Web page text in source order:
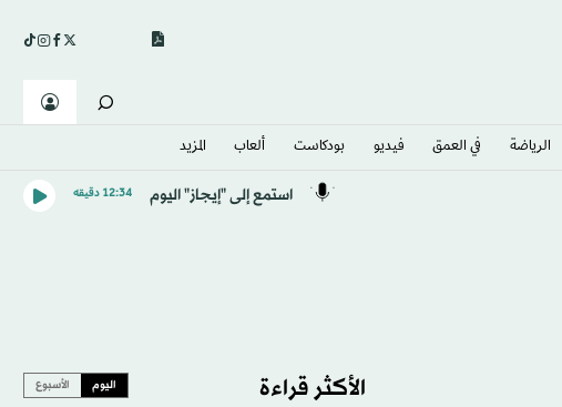
الرياضة في العمق فيديو بودكاست ألعاب المزيد
استمع إلى "إيجاز" اليوم 12:34 دقيقه
الأكثر قراءة اليوم الأسبوع